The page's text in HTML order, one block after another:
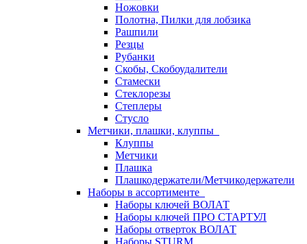
Ножовки
Полотна, Пилки для лобзика
Рашпили
Резцы
Рубанки
Скобы, Скобоудалители
Стамески
Стеклорезы
Степлеры
Стусло
Метчики, плашки, клуппы
Клуппы
Метчики
Плашка
Плашкодержатели/Метчикодержатели
Наборы в ассортименте
Наборы ключей ВОЛАТ
Наборы ключей ПРО СТАРТУЛ
Наборы отверток ВОЛАТ
Наборы STURM